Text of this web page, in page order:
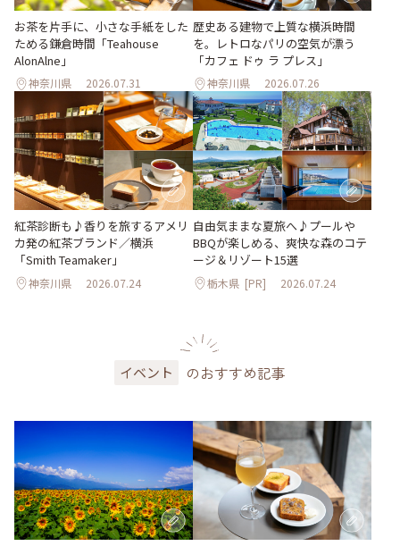
お茶を片手に、小さな手紙をした
ためる鎌倉時間「Teahouse
AlonAlne」
神奈川県 2026.07.31
歴史ある建物で上質な横浜時間
を。レトロなパリの空気が漂う
「カフェ ドゥ ラ プレス」
神奈川県 2026.07.26
紅茶診断も♪香りを旅するアメリ
カ発の紅茶ブランド／横浜
「Smith Teamaker」
神奈川県 2026.07.24
自由気ままな夏旅へ♪プールや
BBQが楽しめる、爽快な森のコテ
ージ＆リゾート15選
栃木県 [PR] 2026.07.24
イベント のおすすめ記事